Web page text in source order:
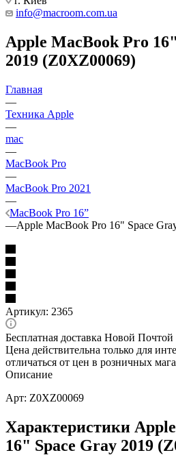
info@macroom.com.ua
Apple MacBook Pro
2019 (Z0XZ00069)
Главная
—
Техника Apple
—
mac
—
MacBook Pro
—
MacBook Pro 2021
—
MacBook Pro 16”
—Apple MacBook Pro 16" Space
Артикул: 2365
Бесплатная доставка Новой
Цена действительна только для
отличаться от цен в розничных
Описание
Арт: Z0XZ00069
Характеристики
16" Space Gray 2019